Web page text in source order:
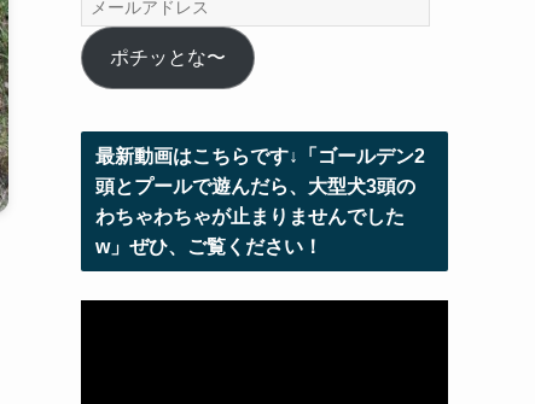
ー
ル
ア
レ
ス
ポチッとな〜
最新動画はこちらです↓「ゴールデン2
頭とプールで遊んだら、大型犬3頭の
わちゃわちゃが止まりませんでした
w」ぜひ、ご覧ください！